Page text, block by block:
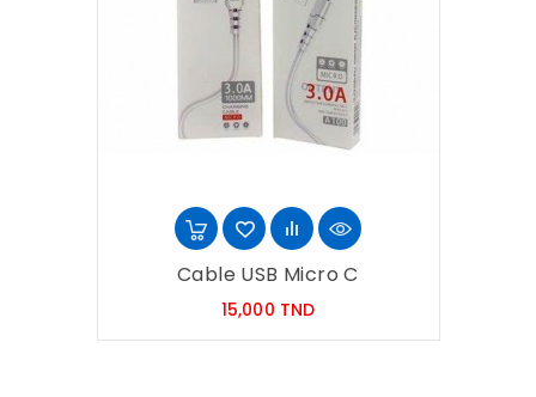
Cable USB Micro C
15,000 TNDPrix